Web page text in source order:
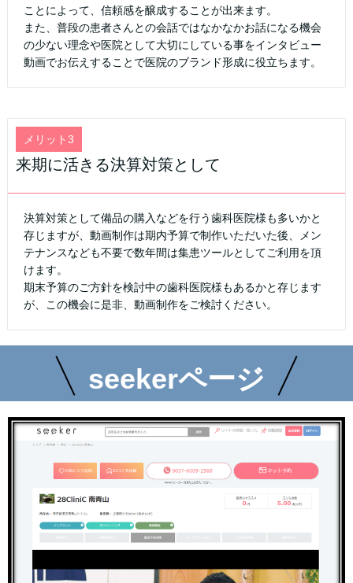
ことによって、信頼感を醸成することが出来ます。
また、普段の患者さんとの会話ではなかなかお話になる機会
の少ない理念や医院として大切にしている事をインタビュー
動画でお伝えすることで医院のブランド形成に役立ちます。
メリット3
来期に活きる決算対策として
決算対策として備品の購入などを行う歯科医院様も多いかと
存じますが、動画制作は期内予算で制作いただいた後、メン
テナンスなども不要で数年間は集患ツールとしてご利用を頂
けます。
期末予算のご方針を検討中の歯科医院様もあるかと存じます
が、この機会に是非、動画制作をご検討ください。
seekerページ